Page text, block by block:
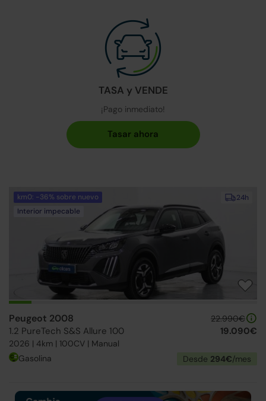
TASA y VENDE
¡Pago inmediato!
24h
km0: -36% sobre nuevo
Interior impecable
Peugeot 2008
1.2 PureTech S&S Allure 100
2026 | 4km | 100CV | Manual
22.990€
19.090€
Gasolina Desde 294€/mes